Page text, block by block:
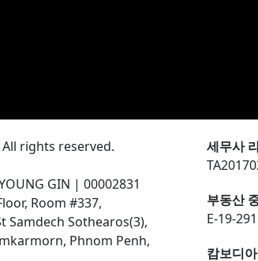
All rights reserved.
GIN | 00002831
Room #337,
Samdech Sothearos(3),
Phnom Penh,
세무사
부동산
E-19-291
캄보디